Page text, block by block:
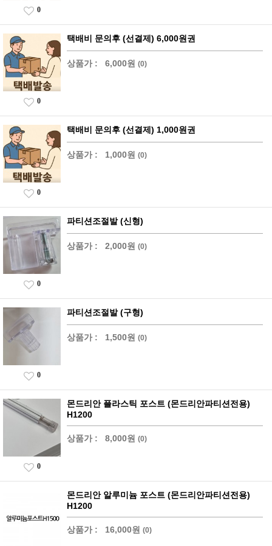
0
택배비 문의후 (선결제) 6,000원권
상품가 : 6,000원 (0)
0
택배비 문의후 (선결제) 1,000원권
상품가 : 1,000원 (0)
0
파티션조절발 (신형)
상품가 : 2,000원 (0)
0
파티션조절발 (구형)
상품가 : 1,500원 (0)
0
몬드리안 플라스틱 포스트 (몬드리안파티션전용)
H1200
상품가 : 8,000원 (0)
0
몬드리안 알루미늄 포스트 (몬드리안파티션전용)
H1200
상품가 : 16,000원 (0)